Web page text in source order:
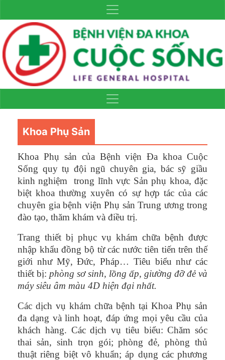
Khoa Phụ Sản
Khoa Phụ sản của Bệnh viện Đa khoa Cuộc
Sống quy tụ đội ngũ chuyên gia, bác sỹ giầu
kinh nghiệm trong lĩnh vực Sản phụ khoa, đặc
biệt khoa thường xuyên có sự hợp tác của các
chuyên gia bệnh viện Phụ sản Trung ương trong
đào tạo, thăm khám và điều trị.
Trang thiết bị phục vụ khám chữa bệnh được
nhập khẩu đồng bộ từ các nước tiên tiến trên thế
giới như Mỹ, Đức, Pháp… Tiêu biểu như các
thiết bị: phòng sơ sinh, lồng ấp, giường đỡ đẻ và
máy siêu âm màu 4D hiện đại nhất.
Các dịch vụ khám chữa bệnh tại Khoa Phụ sản
đa dạng và linh hoạt, đáp ứng mọi yêu cầu của
khách hàng. Các dịch vụ tiêu biểu: Chăm sóc
thai sản, sinh trọn gói; phòng đẻ, phòng thủ
thuật riêng biệt vô khuẩn; áp dụng các phương